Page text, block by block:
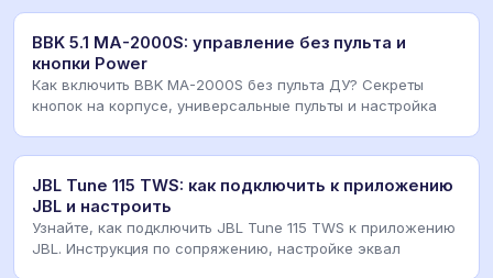
BBK 5.1 MA-2000S: управление без пульта и
кнопки Power
Как включить BBK MA-2000S без пульта ДУ? Секреты
кнопок на корпусе, универсальные пульты и настройка
JBL Tune 115 TWS: как подключить к приложению
JBL и настроить
Узнайте, как подключить JBL Tune 115 TWS к приложению
JBL. Инструкция по сопряжению, настройке эквал